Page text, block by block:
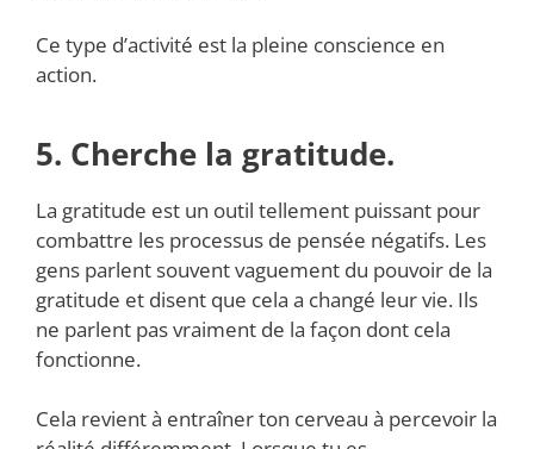
Ce type d’activité est la pleine conscience en
action.
5. Cherche la gratitude.
La gratitude est un outil tellement puissant pour
combattre les processus de pensée négatifs. Les
gens parlent souvent vaguement du pouvoir de la
gratitude et disent que cela a changé leur vie. Ils
ne parlent pas vraiment de la façon dont cela
fonctionne.
Cela revient à entraîner ton cerveau à percevoir la